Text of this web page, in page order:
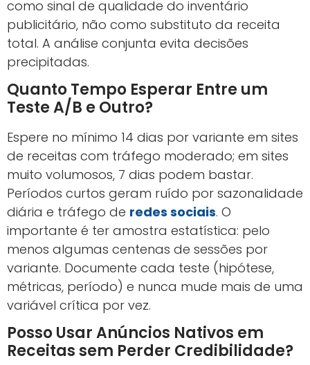
como sinal de qualidade do inventário
publicitário, não como substituto da receita
total. A análise conjunta evita decisões
precipitadas.
Quanto Tempo Esperar Entre um
Teste A/B e Outro?
Espere no mínimo 14 dias por variante em sites
de receitas com tráfego moderado; em sites
muito volumosos, 7 dias podem bastar.
Períodos curtos geram ruído por sazonalidade
diária e tráfego de redes sociais. O
importante é ter amostra estatística: pelo
menos algumas centenas de sessões por
variante. Documente cada teste (hipótese,
métricas, período) e nunca mude mais de uma
variável crítica por vez.
Posso Usar Anúncios Nativos em
Receitas sem Perder Credibilidade?